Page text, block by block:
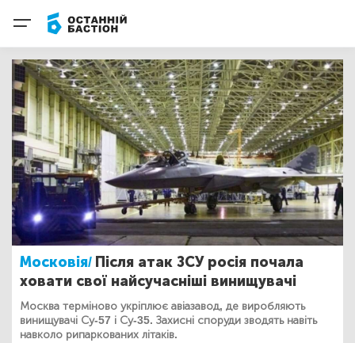
Московія/ Після атак ЗСУ росія почала
ховати свої найсучасніші винищувачі
Москва терміново укріплює авіазавод, де виробляють
винищувачі Су-57 і Су-35. Захисні споруди зводять навіть
навколо рипаркованих літаків.